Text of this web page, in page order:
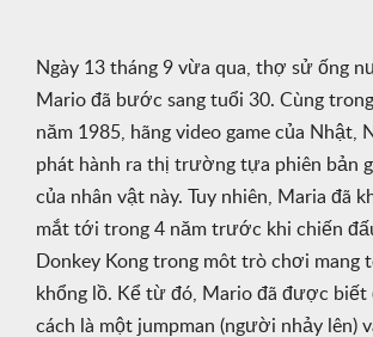
Ngày 13 tháng 9 vừa qua, thợ sử ống
Mario đã bước sang tuổi 30. Cùng
năm 1985, hãng video game của Nhật,
phát hành ra thị trường tựa phiên bản
của nhân vật này. Tuy nhiên, Maria đã
mắt tới trong 4 năm trước khi chiến
Donkey Kong trong môt trò chơi mang
khổng lồ. Kể từ đó, Mario đã được
cách là một jumpman (người nhảy lên)